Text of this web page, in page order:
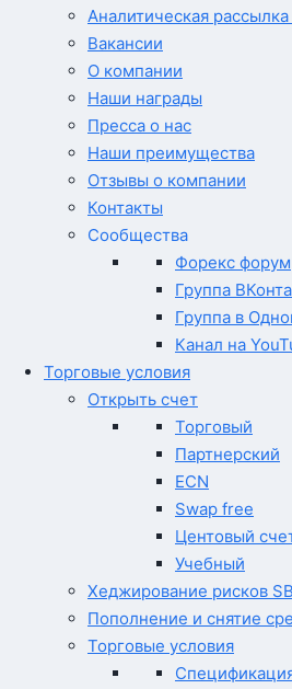
Аналитическая
Вакансии
О компании
Наши награды
Пресса о нас
Наши преимущества
Отзывы о компании
Контакты
Сообщества
Форекс форум
Группа
Группа в
Канал на
Торговые условия
Открыть счет
Торговый
Партнерский
ECN
Swap free
Центовый
Учебный
Хеджирование рисков
Пополнение и снятие
Торговые условия